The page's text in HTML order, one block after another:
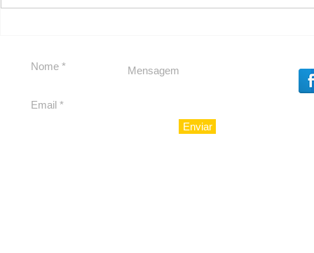
para São Paulo
Enviar